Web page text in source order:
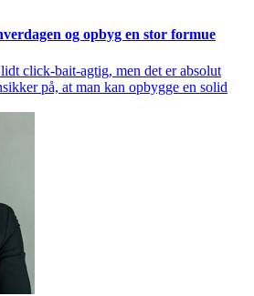
og opbyg en stor formue
click-bait-agtig, men det er absolut
på, at man kan opbygge en solid